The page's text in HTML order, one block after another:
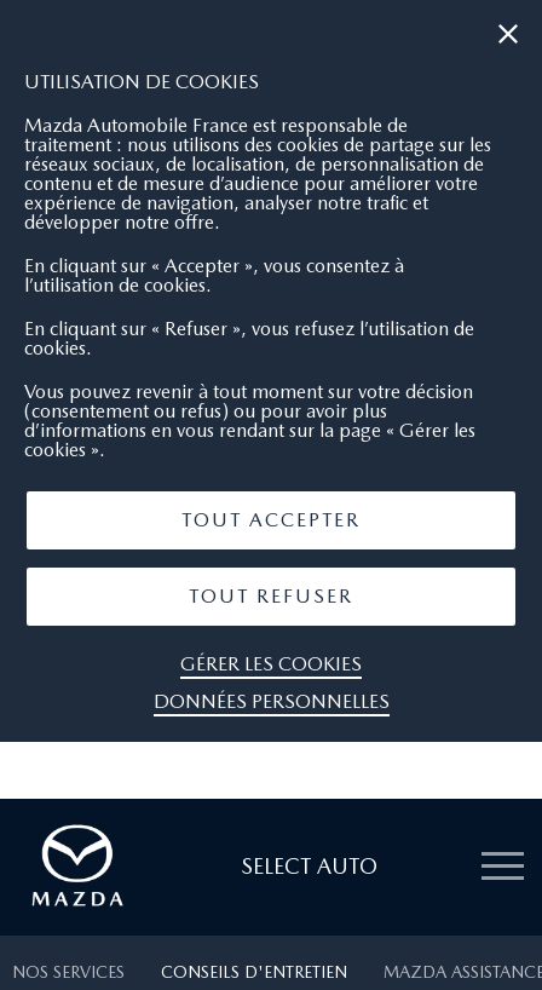
UTILISATION DE COOKIES
Mazda Automobile France est responsable de
traitement : nous utilisons des cookies de partage sur les
réseaux sociaux, de localisation, de personnalisation de
contenu et de mesure d’audience pour améliorer votre
expérience de navigation, analyser notre trafic et
développer notre offre.
En cliquant sur « Accepter », vous consentez à
l’utilisation de cookies.
En cliquant sur « Refuser », vous refusez l’utilisation de
cookies.
Vous pouvez revenir à tout moment sur votre décision
(consentement ou refus) ou pour avoir plus
d’informations en vous rendant sur la page « Gérer les
cookies ».
TOUT ACCEPTER
TOUT REFUSER
GÉRER LES COOKIES
DONNÉES PERSONNELLES
SELECT AUTO
NOS SERVICES CONSEILS D'ENTRETIEN MAZDA